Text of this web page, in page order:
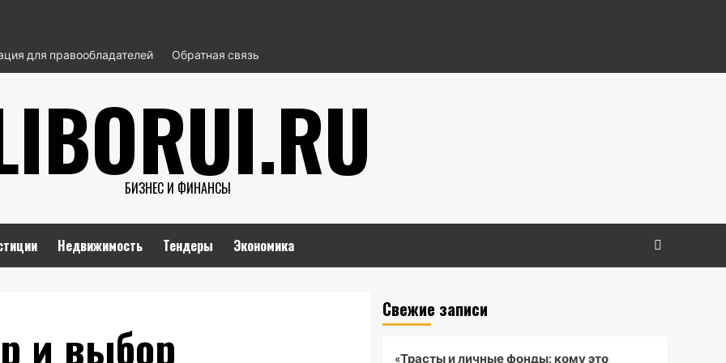
для правообладателей Обратная связь
БИЗНЕС И ФИНАНСЫ
Недвижимость Тендеры Экономика
и выбор
Свежие записи
«Трасты и личные фонды: кому это